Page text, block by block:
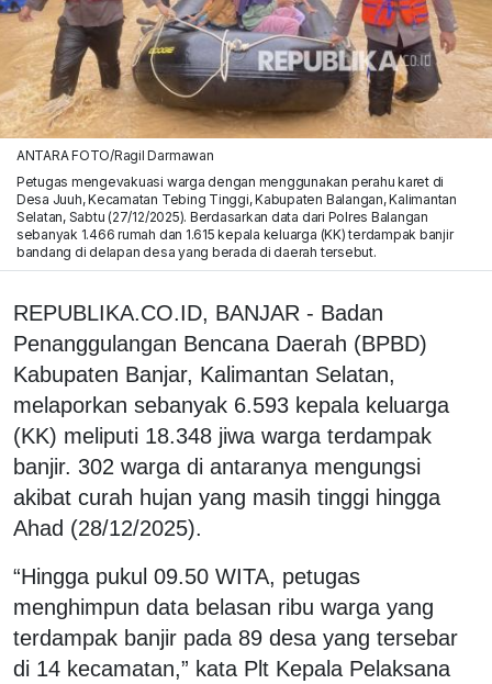
ANTARA FOTO/Ragil Darmawan
Petugas mengevakuasi warga dengan menggunakan perahu karet di
Desa Juuh, Kecamatan Tebing Tinggi, Kabupaten Balangan, Kalimantan
Selatan, Sabtu (27/12/2025). Berdasarkan data dari Polres Balangan
sebanyak 1.466 rumah dan 1.615 kepala keluarga (KK) terdampak banjir
bandang di delapan desa yang berada di daerah tersebut.
REPUBLIKA.CO.ID, BANJAR - Badan
Penanggulangan Bencana Daerah (BPBD)
Kabupaten Banjar, Kalimantan Selatan,
melaporkan sebanyak 6.593 kepala keluarga
(KK) meliputi 18.348 jiwa warga terdampak
banjir. 302 warga di antaranya mengungsi
akibat curah hujan yang masih tinggi hingga
Ahad (28/12/2025).
“Hingga pukul 09.50 WITA, petugas
menghimpun data belasan ribu warga yang
terdampak banjir pada 89 desa yang tersebar
di 14 kecamatan,” kata Plt Kepala Pelaksana